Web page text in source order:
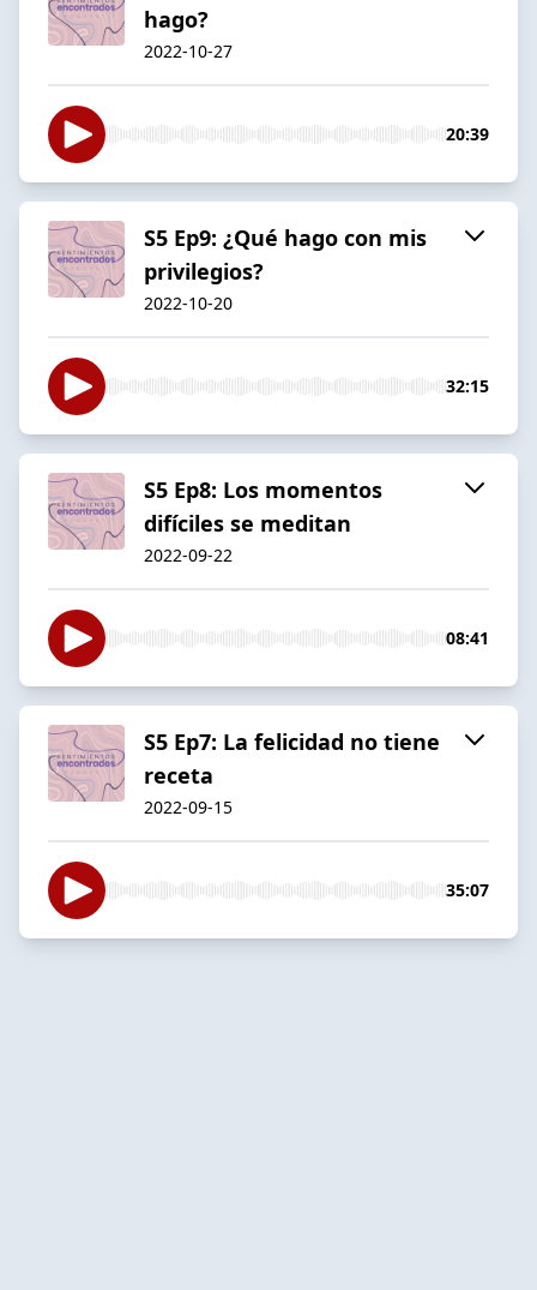
hago?
2022-10-27
20:39
S5 Ep9: ¿Qué hago con mis
privilegios?
2022-10-20
32:15
S5 Ep8: Los momentos
difíciles se meditan
2022-09-22
08:41
S5 Ep7: La felicidad no tiene
receta
2022-09-15
35:07